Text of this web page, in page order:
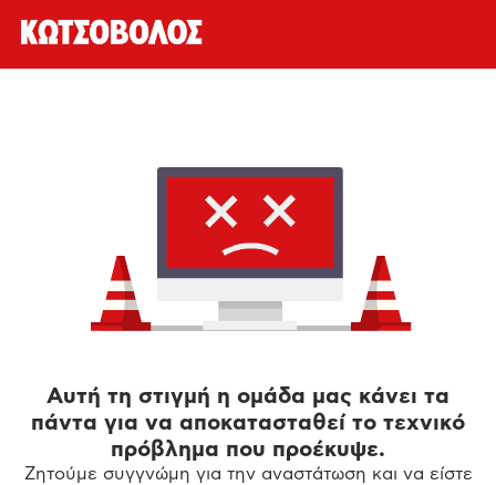
Αυτή τη στιγμή η ομάδα μας κάνει τα
πάντα για να αποκατασταθεί το τεχνικό
πρόβλημα που προέκυψε.
Ζητούμε συγγνώμη για την αναστάτωση και να είστε